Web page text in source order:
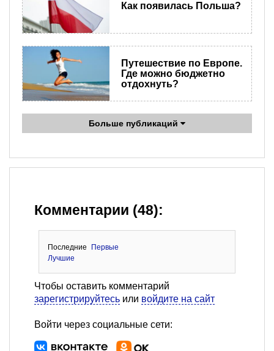
Как появилась Польша?
Путешествие по Европе.
Где можно бюджетно
отдохнуть?
Больше публикаций
Комментарии (48):
Последние
Первые
Лучшие
Чтобы оставить комментарий
зарегистрируйтесь или войдите на сайт
Войти через социальные сети: